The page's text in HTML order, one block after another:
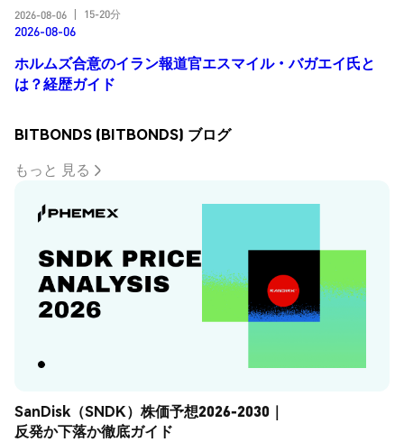
2026-08-06
15-20分
2026-08-06
ホルムズ合意のイラン報道官エスマイル・バガエイ氏と
は？経歴ガイド
BITBONDS (BITBONDS) ブログ
もっと 見る
SanDisk（SNDK）株価予想2026-2030｜
反発か下落か徹底ガイド